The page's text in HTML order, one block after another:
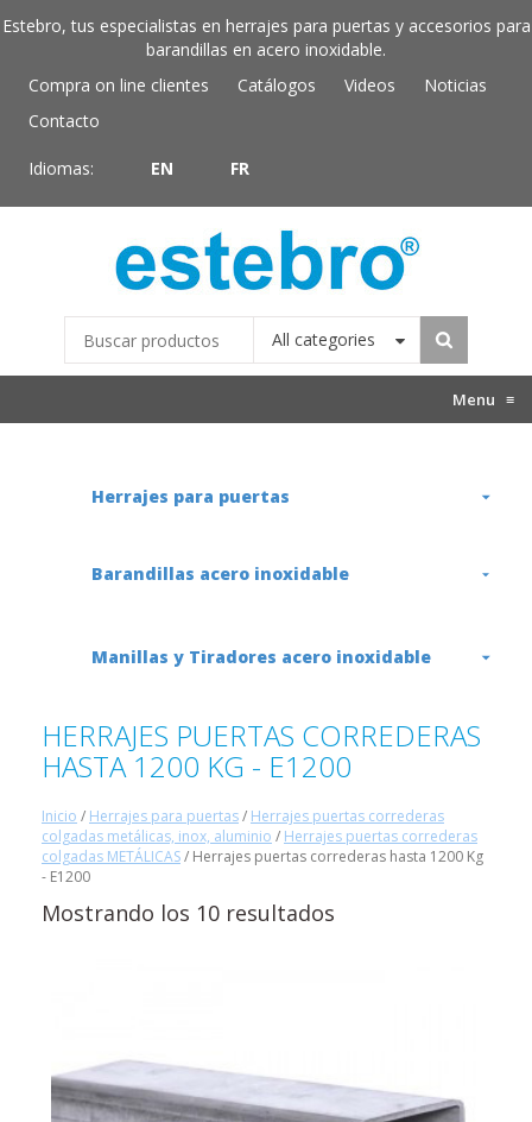
Estebro, tus especialistas en herrajes para puertas y accesorios para
barandillas en acero inoxidable.
Compra on line clientes
Catálogos Videos
Noticias
Contacto
Idiomas: EN FR
All categories
Menu ≡
Herrajes para puertas
Barandillas acero inoxidable
Manillas y Tiradores acero inoxidable
HERRAJES PUERTAS CORREDERAS
HASTA 1200 KG - E1200
Inicio / Herrajes para puertas/ Herrajes puertas correderas
colgadas metálicas, inox, aluminio / Herrajes puertas correderas
colgadas METÁLICAS/ Herrajes puertas correderas hasta 1200 Kg
- E1200
Mostrando los 10 resultados